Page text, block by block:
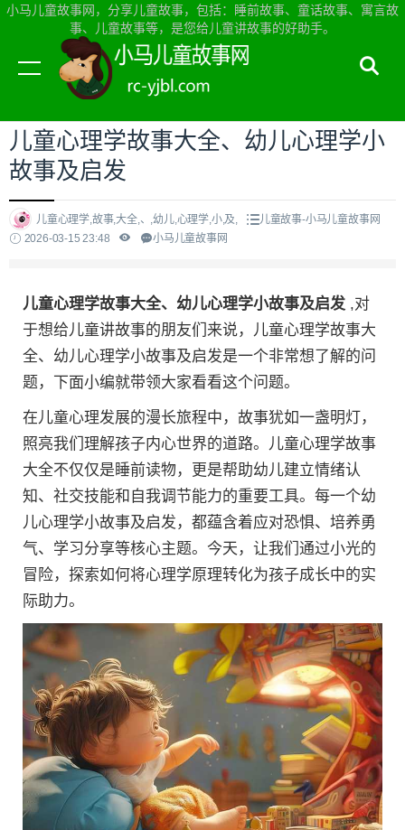
小马儿童故事网，分享儿童故事，包括：睡前故事、童话故事、寓言故
事、儿童故事等，是您给儿童讲故事的好助手。
当前位置：小马儿童故事网首页>儿童故事
儿童心理学故事大全、幼儿心理学小
故事及启发
儿童心理学,故事,大全,、,幼儿,心理学,小,及,
儿童故事-小马儿童故事网
2026-03-15 23:48
小马儿童故事网
儿童心理学故事大全、幼儿心理学小故事及启发 ,对
于想给儿童讲故事的朋友们来说，儿童心理学故事大
全、幼儿心理学小故事及启发是一个非常想了解的问
题，下面小编就带领大家看看这个问题。
在儿童心理发展的漫长旅程中，故事犹如一盏明灯，
照亮我们理解孩子内心世界的道路。儿童心理学故事
大全不仅仅是睡前读物，更是帮助幼儿建立情绪认
知、社交技能和自我调节能力的重要工具。每一个幼
儿心理学小故事及启发，都蕴含着应对恐惧、培养勇
气、学习分享等核心主题。今天，让我们通过小光的
冒险，探索如何将心理学原理转化为孩子成长中的实
际助力。